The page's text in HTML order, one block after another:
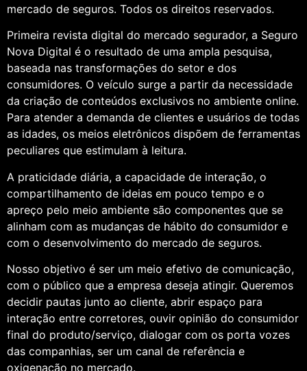
mercado de seguros. Todos os direitos reservados.
Primeira revista digital do mercado segurador, a Seguro
Nova Digital é o resultado de uma ampla pesquisa,
baseada nas transformações do setor e dos
consumidores. O veículo surge a partir da necessidade
da criação de conteúdos exclusivos no ambiente online.
Para atender a demanda de clientes e usuários de todas
as idades, os meios eletrônicos dispõem de ferramentas
peculiares que estimulam à leitura.
A praticidade diária, a capacidade de interação, o
compartilhamento de ideias em pouco tempo e o
apreço pelo meio ambiente são componentes que se
alinham com as mudanças de hábito do consumidor e
com o desenvolvimento do mercado de seguros.
Nosso objetivo é ser um meio efetivo de comunicação,
com o público que a empresa deseja atingir. Queremos
decidir pautas junto ao cliente, abrir espaço para
interação entre corretores, ouvir opinião do consumidor
final do produto/serviço, dialogar com os porta vozes
das companhias, ser um canal de referência e
oxigenação no mercado.